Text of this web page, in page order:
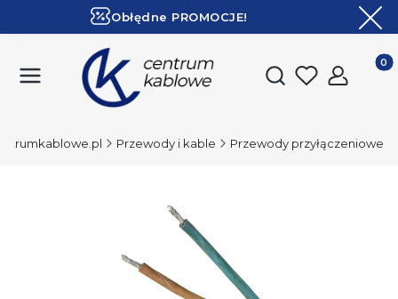
Obłędne PROMOCJE!
Otwórz
Przewody i kable Przewody przyłączeniowe